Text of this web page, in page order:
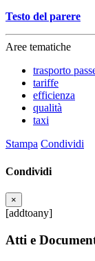
Testo del parere
Aree tematiche
trasporto
tariffe
efficienza
qualità
taxi
Stampa Condividi
Condividi
×
[addtoany]
Atti e